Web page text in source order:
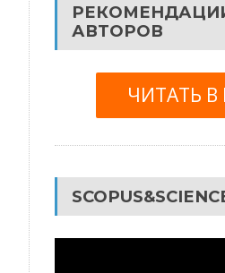
АВТОРОВ
ЧИТАТЬ В